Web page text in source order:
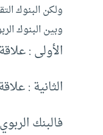
ولكن البنوك
وبين البنوك
الأولى :
الثانية :
فالبنك